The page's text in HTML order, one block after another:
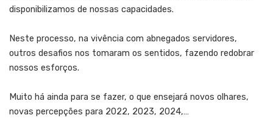
disponibilizamos de nossas capacidades.
Neste processo, na vivência com abnegados servidores,
outros desafios nos tomaram os sentidos, fazendo redobrar
nossos esforços.
Muito há ainda para se fazer, o que ensejará novos olhares,
novas percepções para 2022, 2023, 2024,…